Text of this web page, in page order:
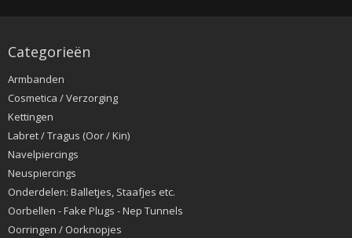
Categorieën
Armbanden
Cosmetica / Verzorging
Kettingen
Labret / Tragus (Oor / Kin)
Navelpiercings
Neuspiercings
Onderdelen: Balletjes, Staafjes etc.
Oorbellen - Fake Plugs - Nep Tunnels
Oorringen / Oorknopjes